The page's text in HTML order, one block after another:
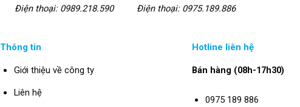
Điện thoại: 0989.218.590
Điện thoại: 0975.189.886
Thông tin
Giới thiệu về công ty
Liên hệ
Hotline liên hệ
Bán hàng (08h-17h30)
0975 189 886